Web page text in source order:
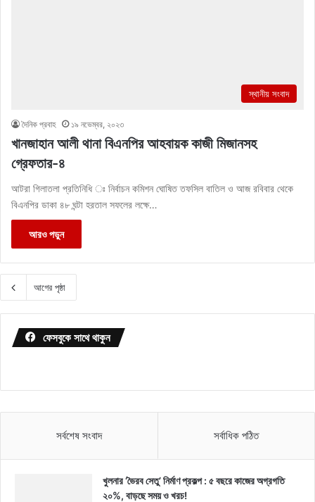
স্থানীয় সংবাদ
দৈনিক প্রবাহ ১৯ নভেম্বর, ২০২৩
খানজাহান আলী থানা বিএনপির আহবায়ক কাজী মিজানসহ
গ্রেফতার-৪
আটরা গিলাতলা প্রতিনিধি ঃ নির্বাচন কমিশন ঘোষিত তফসিল বাতিল ও আজ রবিবার থেকে
বিএনপির ডাকা ৪৮ ঘন্টা হরতাল সফলের লক্ষে…
আরও পড়ুন
আগের পৃষ্ঠা
ফেসবুকে সাথে থাকুন
সর্বশেষ সংবাদ সর্বাধিক পঠিত
খুলনার ‘ভৈরব সেতু’ নির্মাণ প্রকল্প : ৫ বছরে কাজের অগ্রগতি
২০%, বাড়ছে সময় ও খরচ!